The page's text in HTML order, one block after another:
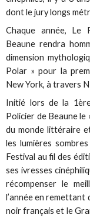
dont le jury longs
Chaque année, Le
Beaune rendra
dimension
Polar » pour la
New York, à travers
Initié lors de la
Policier de Beaune le
du monde littéraire
les lumières
Festival au fil des
ses ivresses
récompenser le
l’année en remettant
noir français et le